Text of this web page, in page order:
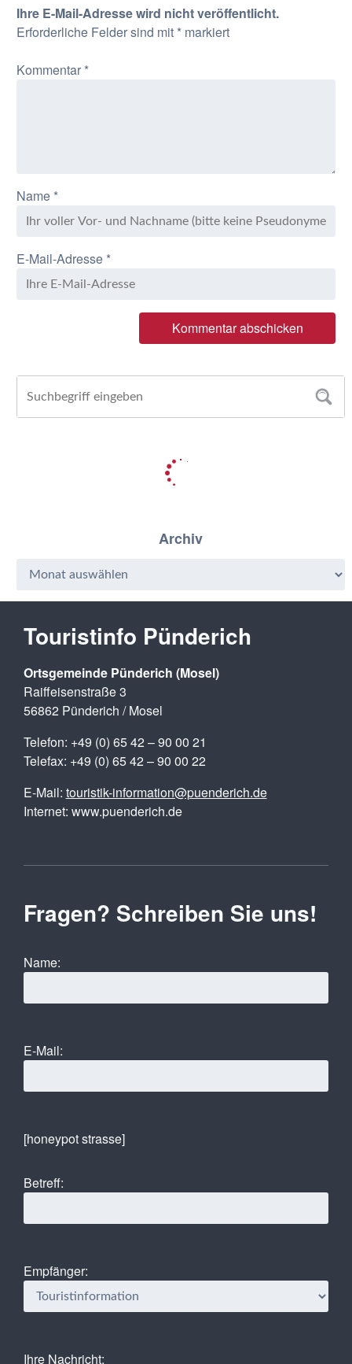
Ihre E-Mail-Adresse wird nicht veröffentlicht.
Erforderliche Felder sind mit *markiert
Kommentar *
Name *
E-Mail-Adresse *
Archiv
Touristinfo Pünderich
Ortsgemeinde Pünderich (Mosel)
Raiffeisenstraße 3
56862 Pünderich / Mosel
Telefon: +49 (0) 65 42 – 90 00 21
Telefax: +49 (0) 65 42 – 90 00 22
E-Mail: touristik-information@puenderich.de
Internet: www.puenderich.de
Fragen? Schreiben Sie uns!
Name:
E-Mail:
[honeypot strasse]
Betreff:
Empfänger:
Ihre Nachricht: